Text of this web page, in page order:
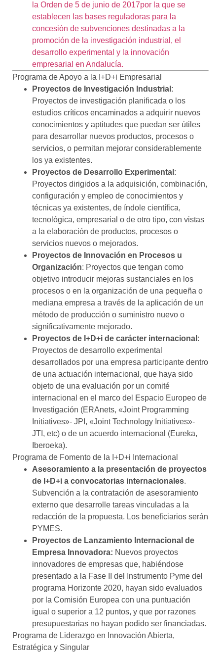
la Orden de 5 de junio de 2017por la que se
establecen las bases reguladoras para la
concesión de subvenciones destinadas a la
promoción de la investigación industrial, el
desarrollo experimental y la innovación
empresarial en Andalucía.
Programa de Apoyo a la I+D+i Empresarial
Proyectos de Investigación Industrial :
Proyectos de investigación planificada o los
estudios críticos encaminados a adquirir nuevos
conocimientos y aptitudes que puedan ser útiles
para desarrollar nuevos productos, procesos o
servicios, o permitan mejorar considerablemente
los ya existentes.
Proyectos de Desarrollo Experimental :
Proyectos dirigidos a la adquisición, combinación,
configuración y empleo de conocimientos y
técnicas ya existentes, de índole científica,
tecnológica, empresarial o de otro tipo, con vistas
a la elaboración de productos, procesos o
servicios nuevos o mejorados.
Proyectos de Innovación en Procesos u
Organización: Proyectos que tengan como
objetivo introducir mejoras sustanciales en los
procesos o en la organización de una pequeña o
mediana empresa a través de la aplicación de un
método de producción o suministro nuevo o
significativamente mejorado.
Proyectos de I+D+i de carácter internacional :
Proyectos de desarrollo experimental
desarrollados por una empresa participante dentro
de una actuación internacional, que haya sido
objeto de una evaluación por un comité
internacional en el marco del Espacio Europeo de
Investigación (ERAnets, «Joint Programming
Initiatives»- JPI, «Joint Technology Initiatives»-
JTI, etc) o de un acuerdo internacional (Eureka,
Iberoeka).
Programa de Fomento de la I+D+i Internacional
Asesoramiento a la presentación de proyectos
de I+D+i a convocatorias internacionales.
Subvención a la contratación de asesoramiento
externo que desarrolle tareas vinculadas a la
redacción de la propuesta. Los beneficiarios serán
PYMES.
Proyectos de Lanzamiento Internacional de
Empresa Innovadora: Nuevos proyectos
innovadores de empresas que, habiéndose
presentado a la Fase II del Instrumento Pyme del
programa Horizonte 2020, hayan sido evaluados
por la Comisión Europea con una puntuación
igual o superior a 12 puntos, y que por razones
presupuestarias no hayan podido ser financiadas.
Programa de Liderazgo en Innovación Abierta,
Estratégica y Singular